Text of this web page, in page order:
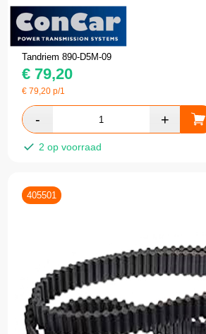
Tandriem 890-D5M-09
€ 79,20
€79,20 p/1
2 op voorraad
405501